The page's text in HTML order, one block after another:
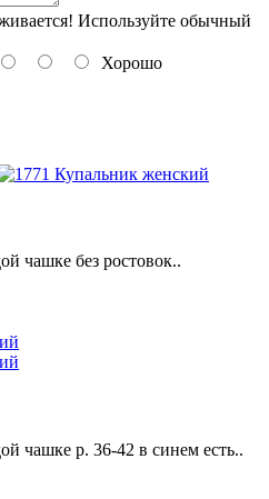
Используйте обычный
Хорошо
чашке без ростовок..
чашке р. 36-42 в синем есть..